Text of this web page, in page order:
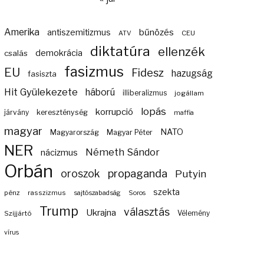
Amerika antiszemitizmus ATV bűnözés CEU
csalás demokrácia diktatúra ellenzék
EU fasiszta fasizmus Fidesz hazugság
Hit Gyülekezete háború illiberalizmus jogállam
járvány kereszténység korrupció lopás maffia
magyar Magyarország Magyar Péter NATO
NER nácizmus Németh Sándor
Orbán oroszok propaganda Putyin
pénz rasszizmus sajtószabadság Soros szekta
Szijjártó Trump Ukrajna választás Vélemény
vírus